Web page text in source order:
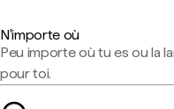
N'importe où
Peu importe où tu es ou la
pour toi.